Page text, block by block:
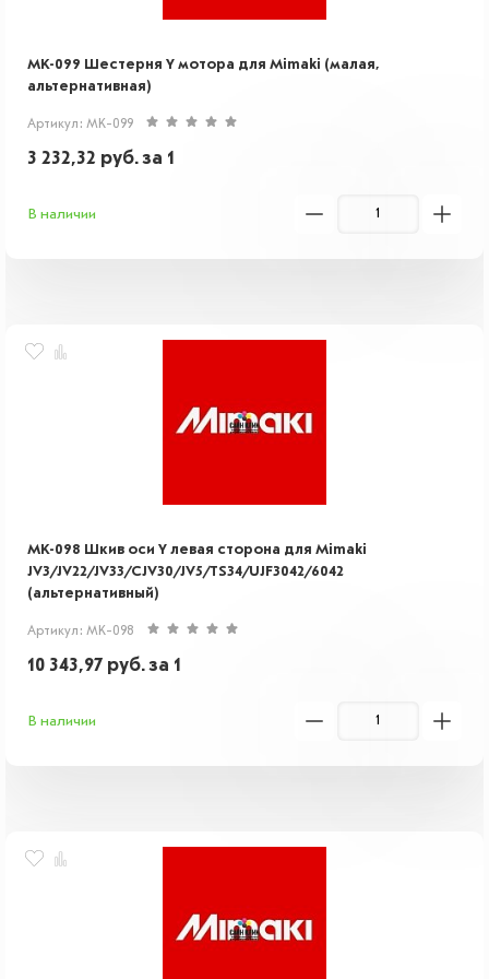
MK-099 Шестерня Y мотора для Mimaki (малая,
альтернативная)
Артикул: MK-099
3 232,32 руб.за 1
В наличии
MK-098 Шкив оси Y левая сторона для Mimaki
JV3/JV22/JV33/CJV30/JV5/TS34/UJF3042/6042
(альтернативный)
Артикул: MK-098
10 343,97 руб.за 1
В наличии